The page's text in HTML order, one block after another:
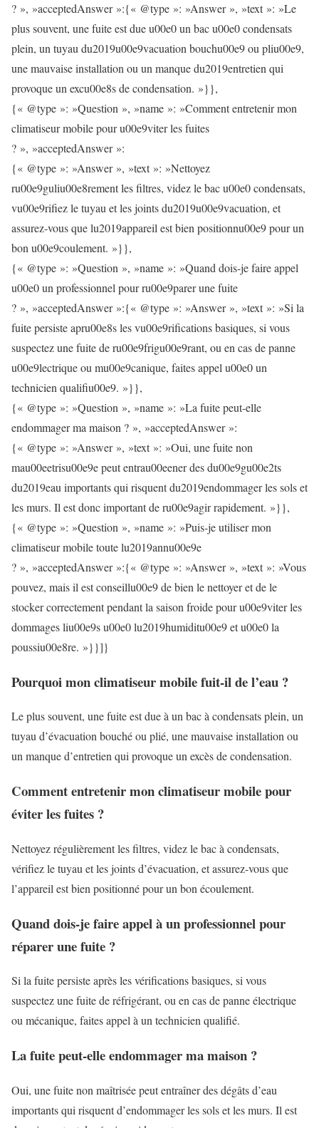
? », »acceptedAnswer »:{« @type »: »Answer », »text »: »Le
plus souvent, une fuite est due u00e0 un bac u00e0 condensats
plein, un tuyau du2019u00e9vacuation bouchu00e9 ou pliu00e9,
une mauvaise installation ou un manque du2019entretien qui
provoque un excu00e8s de condensation. »}},
{« @type »: »Question », »name »: »Comment entretenir mon
climatiseur mobile pour u00e9viter les fuites
? », »acceptedAnswer »:
{« @type »: »Answer », »text »: »Nettoyez
ru00e9guliu00e8rement les filtres, videz le bac u00e0 condensats,
vu00e9rifiez le tuyau et les joints du2019u00e9vacuation, et
assurez-vous que lu2019appareil est bien positionnu00e9 pour un
bon u00e9coulement. »}},
{« @type »: »Question », »name »: »Quand dois-je faire appel
u00e0 un professionnel pour ru00e9parer une fuite
? », »acceptedAnswer »:{« @type »: »Answer », »text »: »Si la
fuite persiste apru00e8s les vu00e9rifications basiques, si vous
suspectez une fuite de ru00e9frigu00e9rant, ou en cas de panne
u00e9lectrique ou mu00e9canique, faites appel u00e0 un
technicien qualifiu00e9. »}},
{« @type »: »Question », »name »: »La fuite peut-elle
endommager ma maison ? », »acceptedAnswer »:
{« @type »: »Answer », »text »: »Oui, une fuite non
mau00eetrisu00e9e peut entrau00eener des du00e9gu00e2ts
du2019eau importants qui risquent du2019endommager les sols et
les murs. Il est donc important de ru00e9agir rapidement. »}},
{« @type »: »Question », »name »: »Puis-je utiliser mon
climatiseur mobile toute lu2019annu00e9e
? », »acceptedAnswer »:{« @type »: »Answer », »text »: »Vous
pouvez, mais il est conseillu00e9 de bien le nettoyer et de le
stocker correctement pendant la saison froide pour u00e9viter les
dommages liu00e9s u00e0 lu2019humiditu00e9 et u00e0 la
poussiu00e8re. »}}]}
Pourquoi mon climatiseur mobile fuit-il de l’eau ?
Le plus souvent, une fuite est due à un bac à condensats plein, un
tuyau d’évacuation bouché ou plié, une mauvaise installation ou
un manque d’entretien qui provoque un excès de condensation.
Comment entretenir mon climatiseur mobile pour
éviter les fuites ?
Nettoyez régulièrement les filtres, videz le bac à condensats,
vérifiez le tuyau et les joints d’évacuation, et assurez-vous que
l’appareil est bien positionné pour un bon écoulement.
Quand dois-je faire appel à un professionnel pour
réparer une fuite ?
Si la fuite persiste après les vérifications basiques, si vous
suspectez une fuite de réfrigérant, ou en cas de panne électrique
ou mécanique, faites appel à un technicien qualifié.
La fuite peut-elle endommager ma maison ?
Oui, une fuite non maîtrisée peut entraîner des dégâts d’eau
importants qui risquent d’endommager les sols et les murs. Il est